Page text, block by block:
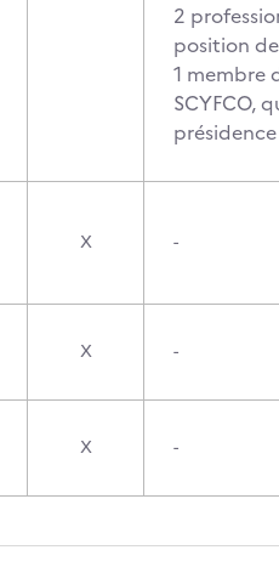
2
position
1 membre
SCYFCO,
X -
X -
X -